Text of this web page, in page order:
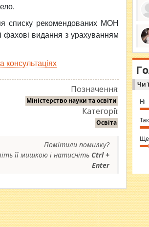
списку рекомендованих МОН
фахові видання з урахуванням
консультаціях
Позначення:
Міністерство науки та освіти
Категорії:
Освіта
Помітили помилку?
її мишкою і натисніть Ctrl +
Enter
за
ми
in
⇒
Чи
Ні
Так
Ще